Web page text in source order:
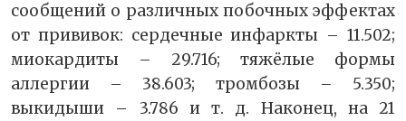
сообщений о различных побочных эффектах
от прививок: сердечные инфаркты – 11.502;
миокардиты – 29.716; тяжёлые формы
аллергии – 38.603; тромбозы – 5.350;
выкидыши – 3.786 и т. д. Наконец, на 21